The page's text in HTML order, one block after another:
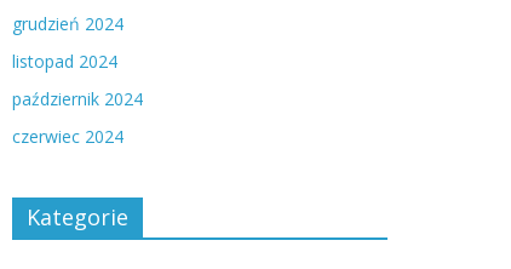
grudzień 2024
listopad 2024
październik 2024
czerwiec 2024
Kategorie